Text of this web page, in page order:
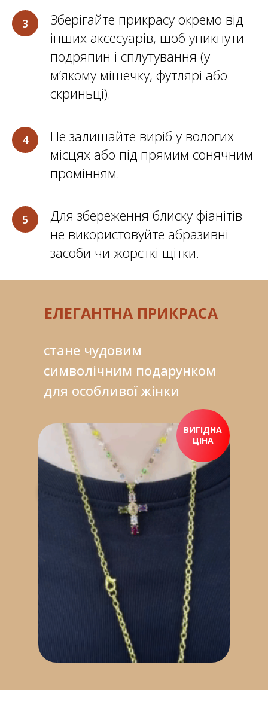
Зберігайте прикрасу окремо від
інших аксесуарів, щоб уникнути
подряпин і сплутування (у
м’якому мішечку, футлярі або
скриньці).
Не залишайте виріб у вологих
місцях або під прямим сонячним
промінням.
Для збереження блиску фіанітів
не використовуйте абразивні
засоби чи жорсткі щітки.
ПРИДБАТИ ЗАРАЗ
ЕЛЕГАНТНА ПРИКРАСА
стане чудовим
символічним подарунком
для особливої жінки
ВИГІДНА
ЦІНА